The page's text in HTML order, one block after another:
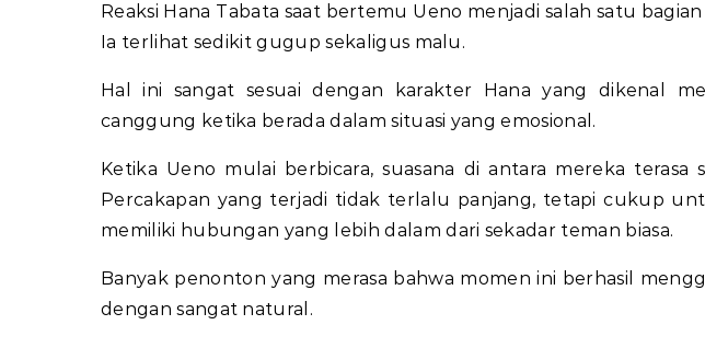
Reaksi Hana Tabata saat bertemu Ueno menjadi salah satu
Ia terlihat sedikit gugup sekaligus malu.
Hal ini sangat sesuai dengan karakter Hana yang dikenal
canggung ketika berada dalam situasi yang emosional.
Ketika Ueno mulai berbicara, suasana di antara mereka
Percakapan yang terjadi tidak terlalu panjang, tetapi cukup
memiliki hubungan yang lebih dalam dari sekadar teman biasa.
Banyak penonton yang merasa bahwa momen ini berhasil
dengan sangat natural.